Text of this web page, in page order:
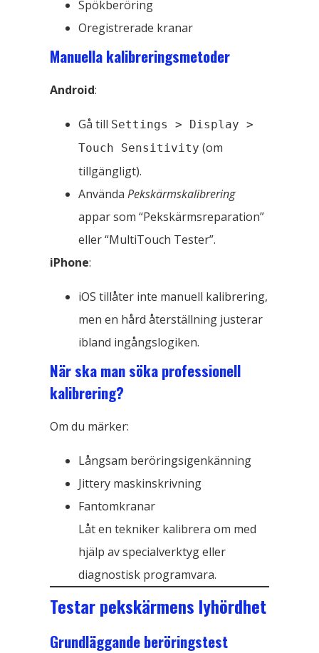
Spökberöring
Oregistrerade kranar
Manuella kalibreringsmetoder
Android:
Gå till Settings > Display >
Touch Sensitivity (om
tillgängligt).
Använda Pekskärmskalibrering
appar som “Pekskärmsreparation”
eller “MultiTouch Tester”.
iPhone:
iOS tillåter inte manuell kalibrering,
men en hård återställning justerar
ibland ingångslogiken.
När ska man söka professionell
kalibrering?
Om du märker:
Långsam beröringsigenkänning
Jittery maskinskrivning
Fantomkranar
Låt en tekniker kalibrera om med
hjälp av specialverktyg eller
diagnostisk programvara.
Testar pekskärmens lyhördhet
Grundläggande beröringstest